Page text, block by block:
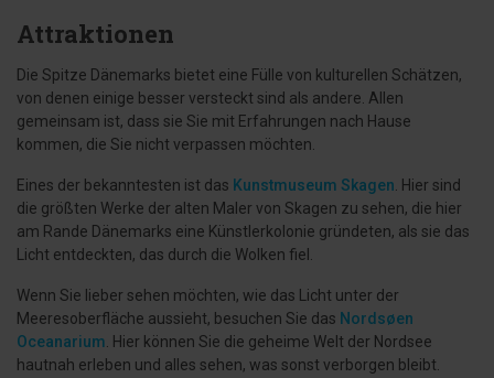
Attraktionen
Die Spitze Dänemarks bietet eine Fülle von kulturellen Schätzen,
von denen einige besser versteckt sind als andere. Allen
gemeinsam ist, dass sie Sie mit Erfahrungen nach Hause
kommen, die Sie nicht verpassen möchten.
Eines der bekanntesten ist das Kunstmuseum Skagen . Hier sind
die größten Werke der alten Maler von Skagen zu sehen, die hier
am Rande Dänemarks eine Künstlerkolonie gründeten, als sie das
Licht entdeckten, das durch die Wolken fiel.
Wenn Sie lieber sehen möchten, wie das Licht unter der
Meeresoberfläche aussieht, besuchen Sie das Nordsøen
Oceanarium . Hier können Sie die geheime Welt der Nordsee
hautnah erleben und alles sehen, was sonst verborgen bleibt.